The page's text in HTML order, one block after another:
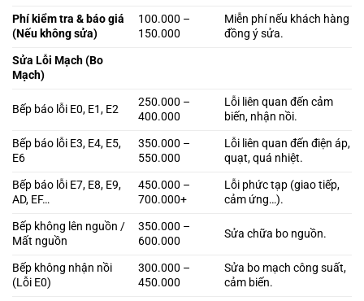
Phí kiểm tra & báo giá
(Nếu không sửa)
100.000 –
150.000
Miễn phí nếu khách hàng
đồng ý sửa.
Sửa Lỗi Mạch (Bo
Mạch)
Bếp báo lỗi E0, E1, E2
250.000 –
400.000
Lỗi liên quan đến cảm
biến, nhận nồi.
Bếp báo lỗi E3, E4, E5,
E6
350.000 –
550.000
Lỗi liên quan đến điện áp,
quạt, quá nhiệt.
Bếp báo lỗi E7, E8, E9,
AD, EF…
450.000 –
700.000+
Lỗi phức tạp (giao tiếp,
cảm ứng…).
Bếp không lên nguồn /
Mất nguồn
350.000 –
600.000
Sửa chữa bo nguồn.
Bếp không nhận nồi
(Lỗi E0)
300.000 –
450.000
Sửa bo mạch công suất,
cảm biến.